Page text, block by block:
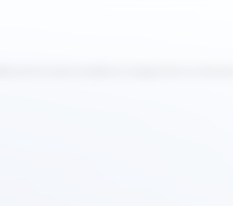
locali rimodellano la diagnostica in Indonesia